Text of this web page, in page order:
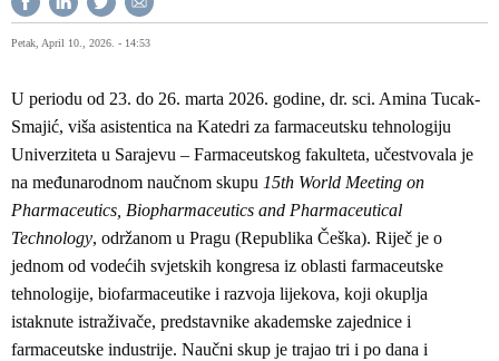
Petak, April 10., 2026. - 14:53
U periodu od 23. do 26. marta 2026. godine, dr. sci. Amina Tucak-
Smajić, viša asistentica na Katedri za farmaceutsku tehnologiju
Univerziteta u Sarajevu – Farmaceutskog fakulteta, učestvovala je
na međunarodnom naučnom skupu 15th World Meeting on
Pharmaceutics, Biopharmaceutics and Pharmaceutical
Technology, održanom u Pragu (Republika Češka). Riječ je o
jednom od vodećih svjetskih kongresa iz oblasti farmaceutske
tehnologije, biofarmaceutike i razvoja lijekova, koji okuplja
istaknute istraživače, predstavnike akademske zajednice i
farmaceutske industrije. Naučni skup je trajao tri i po dana i